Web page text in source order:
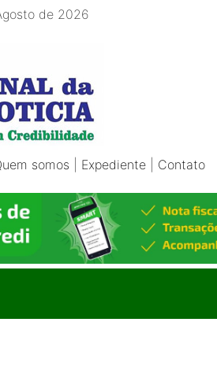
de 2026
somos Expediente Contato